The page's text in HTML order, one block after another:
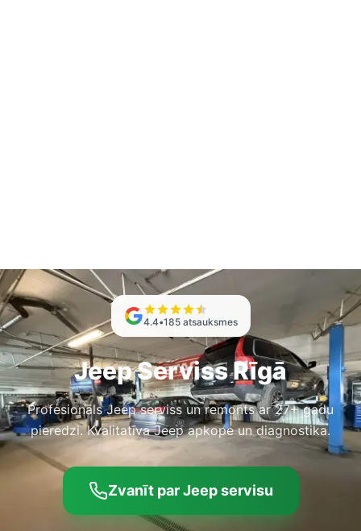
4.4•185 atsauksmes
Jeep Serviss Rīgā
Profesionāls Jeep serviss un remonts ar 27+ gadu
pieredzi. Kvalitatīva Jeep apkope un diagnostika.
Zvanīt par Jeep servisu